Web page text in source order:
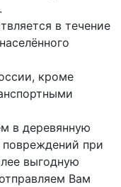
в течение
кроме
в деревянную
при
выгодную
Вам